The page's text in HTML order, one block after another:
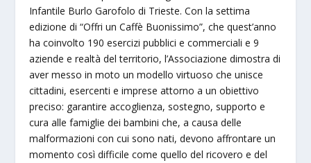
Infantile Burlo Garofolo di Trieste. Con la settima
edizione di “Offri un Caffè Buonissimo”, che quest’anno
ha coinvolto 190 esercizi pubblici e commerciali e 9
aziende e realtà del territorio, l’Associazione dimostra di
aver messo in moto un modello virtuoso che unisce
cittadini, esercenti e imprese attorno a un obiettivo
preciso: garantire accoglienza, sostegno, supporto e
cura alle famiglie dei bambini che, a causa delle
malformazioni con cui sono nati, devono affrontare un
momento così difficile come quello del ricovero e del